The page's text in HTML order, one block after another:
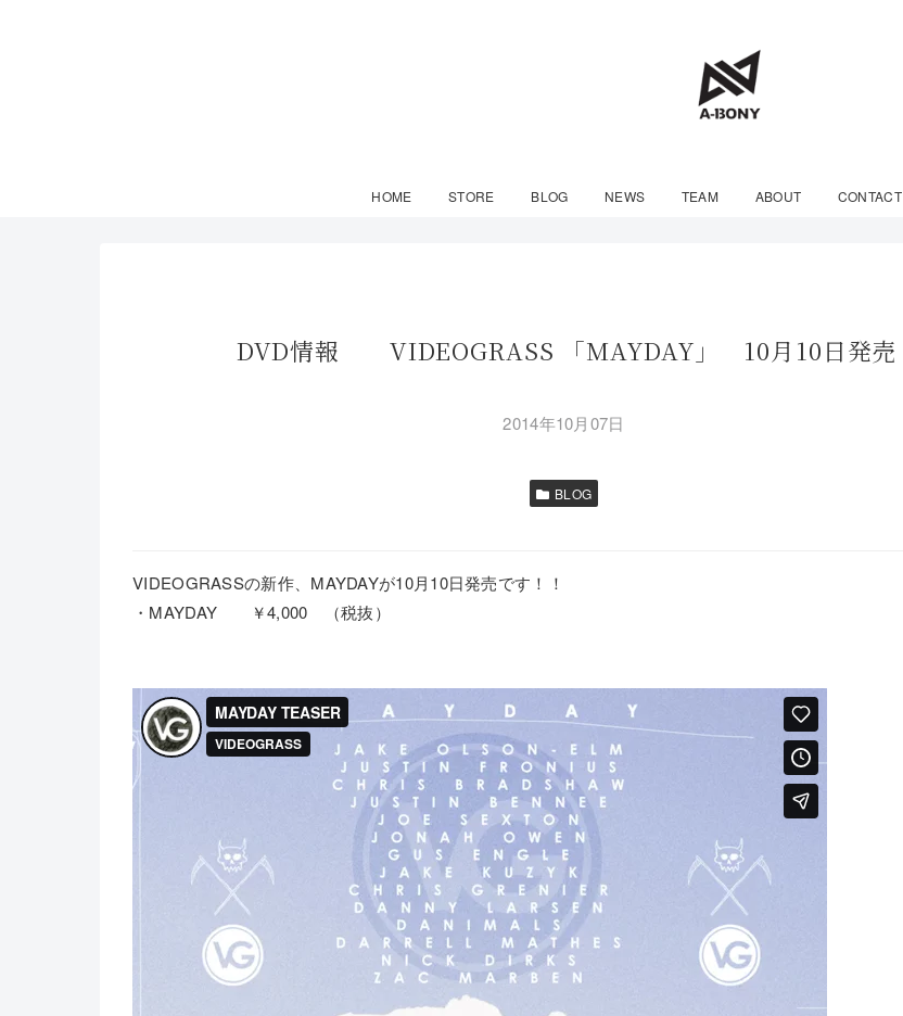
HOME STORE BLOG NEWS TEAM ABOUT CONTACT
DVD情報 VIDEOGRASS 「MAYDAY」 10月10日発売
2014年10月07日
BLOG
VIDEOGRASSの新作、MAYDAYが10月10日発売です！！
・MAYDAY ￥4,000 （税抜）